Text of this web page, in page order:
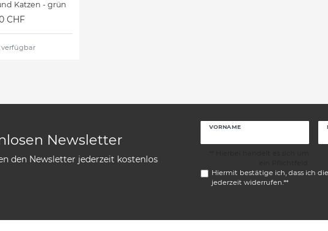
Katzen - grün
CHF
verfügbar
Newsletter
den Newsletter jederzeit kostenlos
VORNAME
Hiermit bestätige ich, dass ich die
jederzeit widerrufen.**